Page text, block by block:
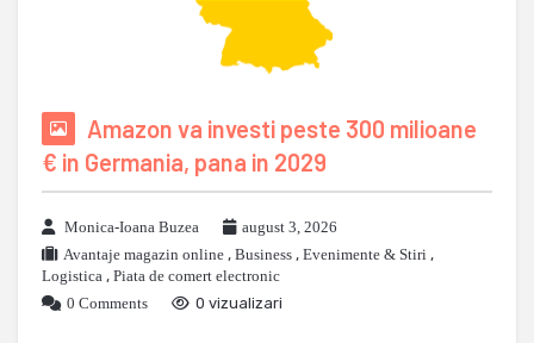
Amazon va investi peste 300 milioane
€ in Germania, pana in 2029
Monica-Ioana Buzea
august 3, 2026
Avantaje magazin online , Business , Evenimente & Stiri ,
Logistica , Piata de comert electronic
0 Comments
0 vizualizari